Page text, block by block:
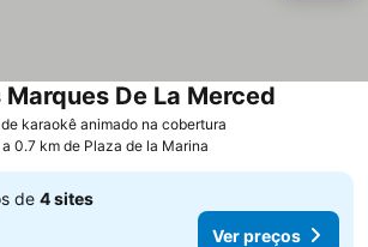
de karaokê animado na cobertura
De La Merced
a 0.7 km de Plaza de la Marina
de 4 sites
Ver preços